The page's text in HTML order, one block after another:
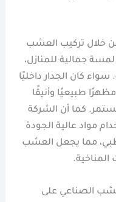
خلال تركيب العشب
جمالية للمنازل،
سواء كان الجدار داخليًا
طبيعيًا وأنيقًا
كما أن الشركة
مواد عالية الجودة
مما يجعل العشب
المناخية.
الصناعي على